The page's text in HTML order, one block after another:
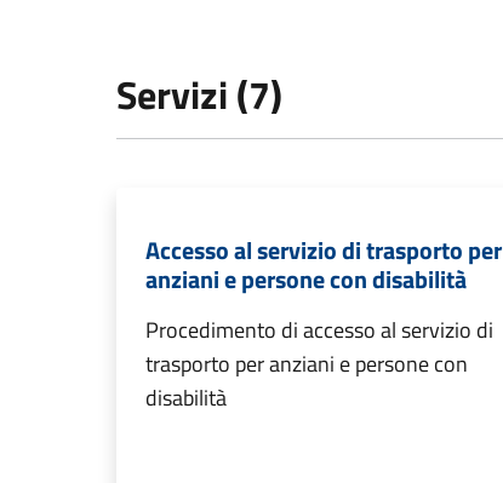
Servizi (7)
Accesso al servizio di trasporto per
anziani e persone con disabilità
Procedimento di accesso al servizio di
trasporto per anziani e persone con
disabilità